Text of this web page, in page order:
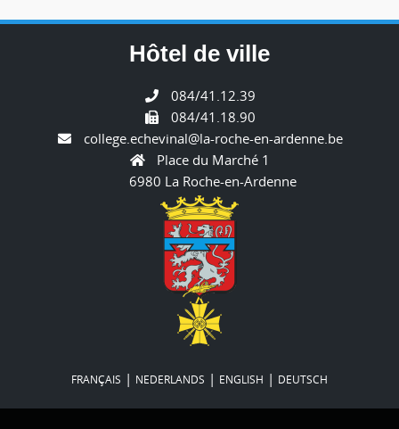
Hôtel de ville
084/41.12.39
084/41.18.90
college.echevinal@la-roche-en-ardenne.be
Place du Marché 1
6980 La Roche-en-Ardenne
FRANÇAIS | NEDERLANDS | ENGLISH | DEUTSCH